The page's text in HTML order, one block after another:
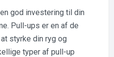
god investering til din
Pull-ups er en af de
styrke din ryg og
typer af pull-up